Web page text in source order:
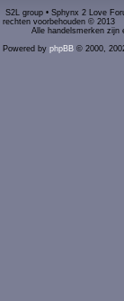
S2L group • Sphynx 2 Love
rechten voorbehouden ©
Alle handelsmerken zijn
Powered by phpBB© 2000,